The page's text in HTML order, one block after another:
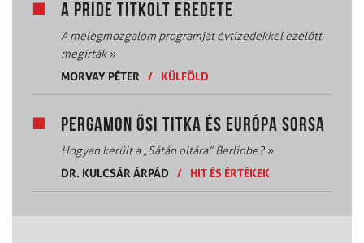
A PRIDE TITKOLT EREDETE
A melegmozgalom programját évtizedekkel ezelőtt
megírták»
MORVAY PÉTER
/ KÜLFÖLD
PERGAMON ŐSI TITKA ÉS EURÓPA SORSA
Hogyan került a „Sátán oltára” Berlinbe?»
DR. KULCSÁR ÁRPÁD
/ HIT ÉS ÉRTÉKEK